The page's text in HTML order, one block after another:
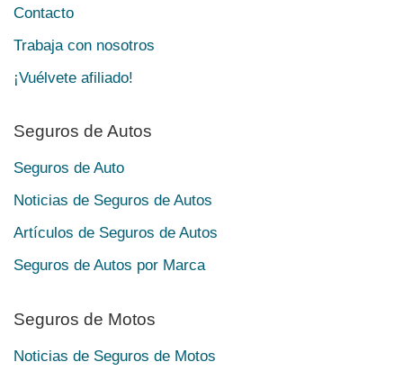
Contacto
Trabaja con nosotros
¡Vuélvete afiliado!
Seguros de Autos
Seguros de Auto
Noticias de Seguros de Autos
Artículos de Seguros de Autos
Seguros de Autos por Marca
Seguros de Motos
Noticias de Seguros de Motos